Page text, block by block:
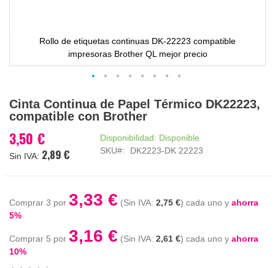
Rollo de etiquetas continuas DK-22223 compatible
impresoras Brother QL mejor precio
al
comienzo
la
galería
Cinta Continua de Papel Térmico DK22223,
compatible con Brother
3,50 €
2,89 €
Disponibilidad: Disponible
SKU
DK2223-DK 22223
Comprar 3 por 3,33 € 2,75 € cada uno y ahorra
5%
Comprar 5 por 3,16 € 2,61 € cada uno y ahorra
10%